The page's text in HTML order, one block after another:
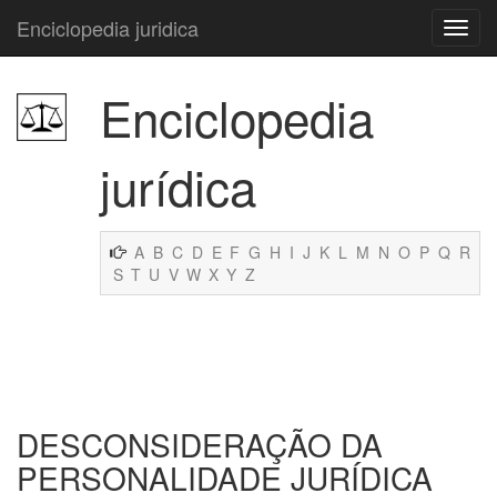
Enciclopedia juridica
Enciclopedia
jurídica
A B C D E F G H I J K L M N O P Q R
S T U V W X Y Z
DESCONSIDERAÇÃO DA
PERSONALIDADE JURÍDICA